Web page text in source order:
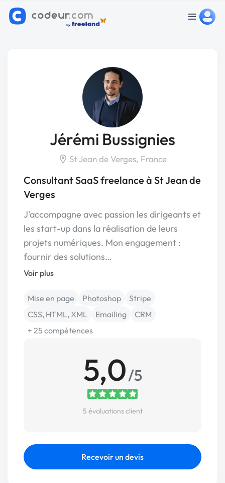
Jérémi Bussignies
St Jean de Verges, France
Consultant SaaS freelance à St Jean de
Verges
J'accompagne avec passion les dirigeants et
les start-up dans la réalisation de leurs
projets numériques. Mon engagement :
fournir des solutions…
Voir plus
Mise en page Photoshop
Stripe
CSS, HTML, XML
Emailing
CRM
+ 25 compétences
5,0/5
5 évaluations client
Recevoir un devis